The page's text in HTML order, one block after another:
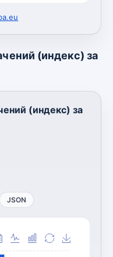
(индекс) за
(индекс) за
JSON